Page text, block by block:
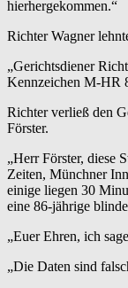
hierhergekommen.“
Richter Wagner
„Gerichtsdiener
Kennzeichen M-HR
Richter verließ den
Förster.
„Herr Förster, diese
Zeiten, Münchner
einige liegen 30
eine 86-jährige
„Euer Ehren, ich
„Die Daten sind